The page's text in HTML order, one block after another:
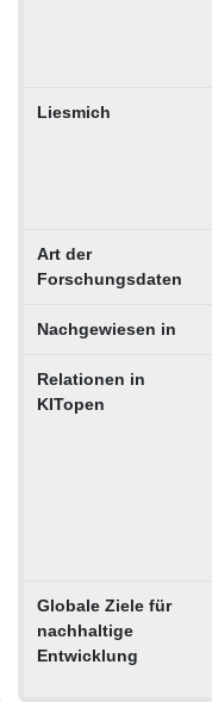
Liesmich
Art der
Forschungsdaten
Nachgewiesen in
Relationen in
KITopen
Globale Ziele für
nachhaltige
Entwicklung